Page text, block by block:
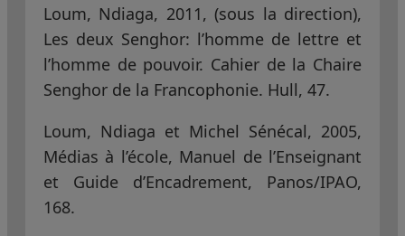
Loum, Ndiaga, 2011, (sous la direction),
Les deux Senghor: l’homme de lettre et
l’homme de pouvoir. Cahier de la Chaire
Senghor de la Francophonie. Hull, 47.
Loum, Ndiaga et Michel Sénécal, 2005,
Médias à l’école, Manuel de l’Enseignant
et Guide d’Encadrement, Panos/IPAO,
168.